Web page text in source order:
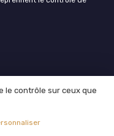
2026
le contrôle sur ceux que